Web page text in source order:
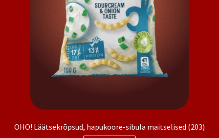
OHO! Läätsekrõpsud, hapukoore-sibula maitselised (203)